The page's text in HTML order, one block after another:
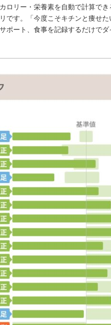
ロリー・栄養素を自動で計算で
です。「今度こそキチンと痩せ
ポート、食事を記録するだけで